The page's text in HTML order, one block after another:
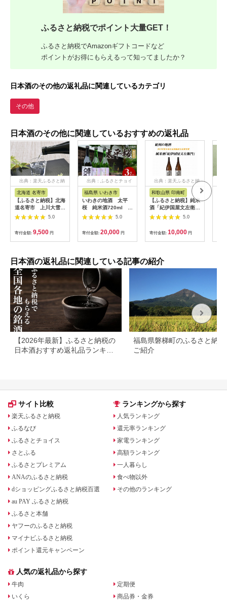
ふるさと納税でポイント大量GET！
ふるさと納税でAmazonギフトコードなど
ポイントがお得にもらえるって知ってましたか？
日本酒のその他の返礼品に関連しているカテゴリ
その他
日本酒のその他に関連しているおすすめの返礼品
出典：楽天ふるさと納
北海道 名寄市
【ふるさと納税】北海
道名寄市 上川大雪特
別純米酒「なよろ彗
星」《30日以内に出
荷予定(土日祝除く)》
5.0
寄付金額: 9,500 円
出典：ふるさとチョイ
福島県 いわき市
いわきの地酒 太平
桜 純米酒720ml 3
本セット
5.0
寄付金額: 20,000 円
出典：楽天ふるさと納
和歌山県 印南町
【ふるさと納税】純米
酒「紀伊国屋文左衛
門」 15度 720ml×2本
紀州の地酒 きのくに
やぶんざえもん
【EG04】 | 和歌山県
印南町 和歌山 返礼品
酒 酒 日本酒 地酒 ア
ルコール飲料 アルコ
5.0
寄付金額: 10,000 円
日本酒の返礼品に関連している記事の紹介
【2026年最新】ふるさと納税の
日本酒おすすめ返礼品ランキン
福島県磐梯町のふるさと納税
ご紹介
サイト比較
楽天ふるさと納税
ふるなび
ふるさとチョイス
さとふる
ふるさとプレミアム
ANAのふるさと納税
dショッピングふるさと納税百選
au PAY ふるさと納税
ふるさと本舗
ヤフーのふるさと納税
マイナビふるさと納税
ポイント還元キャンペーン
ランキングから探す
人気ランキング
還元率ランキング
家電ランキング
高額ランキング
一人暮らし
食べ物以外
その他のランキング
人気の返礼品から探す
牛肉
いくら
定期便
商品券・金券